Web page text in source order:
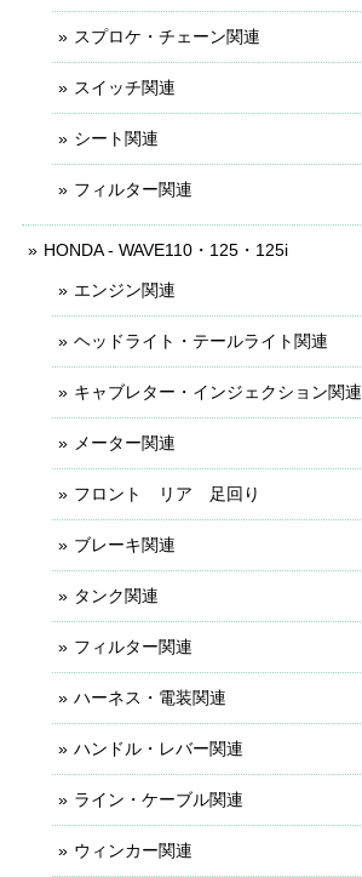
スプロケ・チェーン関連
スイッチ関連
シート関連
フィルター関連
HONDA - WAVE110・125・125i
エンジン関連
ヘッドライト・テールライト関連
キャブレター・インジェクション関連
メーター関連
フロント リア 足回り
ブレーキ関連
タンク関連
フィルター関連
ハーネス・電装関連
ハンドル・レバー関連
ライン・ケーブル関連
ウィンカー関連